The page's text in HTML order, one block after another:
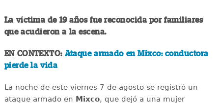
La víctima de 19 años fue reconocida por familiares
que acudieron a la escena.
EN CONTEXTO: Ataque armado en Mixco: conductora
pierde la vida
La noche de este viernes 7 de agosto se registró un
ataque armado en Mixco, que dejó a una mujer